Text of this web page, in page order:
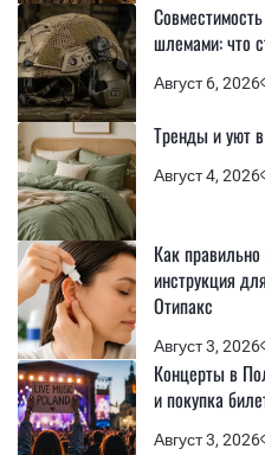
Август 6, 2026
шлемами: что
Август 4, 2026
Тренды и уют
Август 3, 2026
Как
инструкция
Отипакс
Август 3, 2026
Концерты в
и покупка